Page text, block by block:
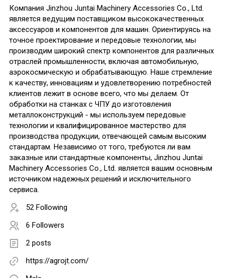
Компания Jinzhou Juntai Machinery Accessories Co., Ltd.
является ведущим поставщиком высококачественных
аксессуаров и компонентов для машин. Ориентируясь на
точное проектирование и передовые технологии, мы
производим широкий спектр компонентов для различных
отраслей промышленности, включая автомобильную,
аэрокосмическую и обрабатывающую. Наше стремление
к качеству, инновациям и удовлетворению потребностей
клиентов лежит в основе всего, что мы делаем. От
обработки на станках с ЧПУ до изготовления
металлоконструкций - мы используем передовые
технологии и квалифицированное мастерство для
производства продукции, отвечающей самым высоким
стандартам. Независимо от того, требуются ли вам
заказные или стандартные компоненты, Jinzhou Juntai
Machinery Accessories Co., Ltd. является вашим основным
источником надежных решений и исключительного
сервиса.
52 Following
6 Followers
2 posts
https://agrojt.com/